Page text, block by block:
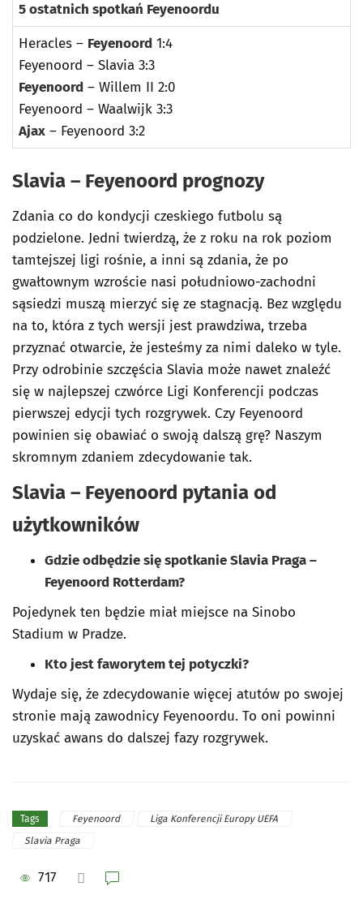
5 ostatnich spotkań Feyenoordu
Heracles – Feyenoord 1:4
Feyenoord – Slavia 3:3
Feyenoord – Willem II 2:0
Feyenoord – Waalwijk 3:3
Ajax – Feyenoord 3:2
Slavia – Feyenoord prognozy
Zdania co do kondycji czeskiego futbolu są
podzielone. Jedni twierdzą, że z roku na rok poziom
tamtejszej ligi rośnie, a inni są zdania, że po
gwałtownym wzroście nasi południowo-zachodni
sąsiedzi muszą mierzyć się ze stagnacją. Bez względu
na to, która z tych wersji jest prawdziwa, trzeba
przyznać otwarcie, że jesteśmy za nimi daleko w tyle.
Przy odrobinie szczęścia Slavia może nawet znaleźć
się w najlepszej czwórce Ligi Konferencji podczas
pierwszej edycji tych rozgrywek. Czy Feyenoord
powinien się obawiać o swoją dalszą grę? Naszym
skromnym zdaniem zdecydowanie tak.
Slavia – Feyenoord pytania od
użytkowników
Gdzie odbędzie się spotkanie Slavia Praga –
Feyenoord Rotterdam?
Pojedynek ten będzie miał miejsce na Sinobo
Stadium w Pradze.
Kto jest faworytem tej potyczki?
Wydaje się, że zdecydowanie więcej atutów po swojej
stronie mają zawodnicy Feyenoordu. To oni powinni
uzyskać awans do dalszej fazy rozgrywek.
Tags Feyenoord
Liga Konferencji Europy UEFA
Slavia Praga
717